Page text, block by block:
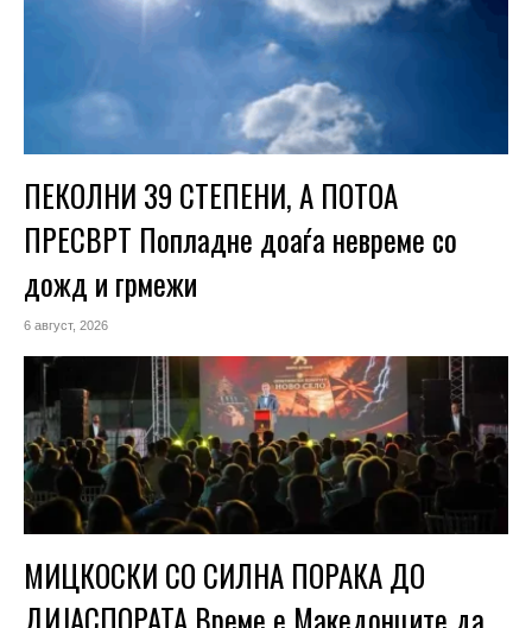
ПЕКОЛНИ 39 СТЕПЕНИ, А ПОТОА
ПРЕСВРТ Попладне доаѓа невреме со
дожд и грмежи
6 август, 2026
МИЦКОСКИ СО СИЛНА ПОРАКА ДО